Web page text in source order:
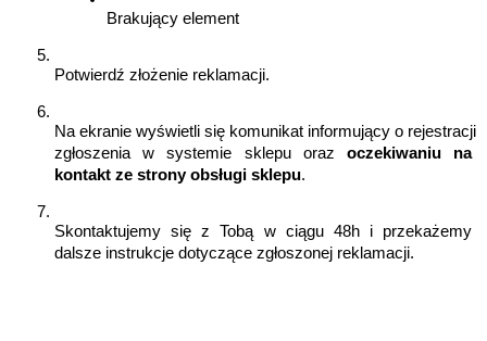
Brakujący element
Potwierdź złożenie reklamacji.
Na ekranie wyświetli się komunikat informujący o rejestracji
zgłoszenia w systemie sklepu oraz oczekiwaniu na
kontakt ze strony obsługi sklepu.
Skontaktujemy się z Tobą w ciągu 48h i przekażemy
dalsze instrukcje dotyczące zgłoszonej reklamacji.